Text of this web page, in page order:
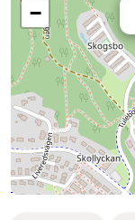
−
Se planen på